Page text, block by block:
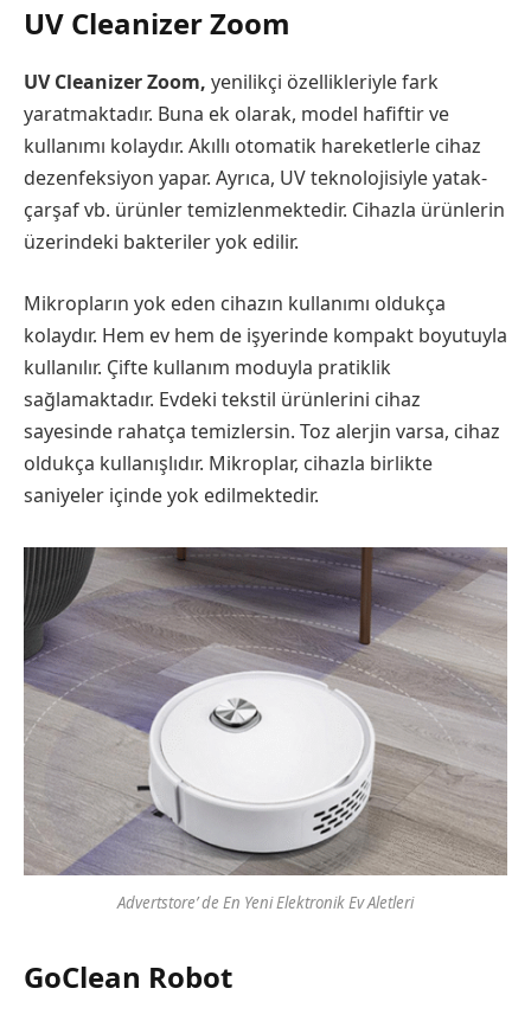
UV Cleanizer Zoom
UV Cleanizer Zoom, yenilikçi özellikleriyle fark
yaratmaktadır. Buna ek olarak, model hafiftir ve
kullanımı kolaydır. Akıllı otomatik hareketlerle cihaz
dezenfeksiyon yapar. Ayrıca, UV teknolojisiyle yatak-
çarşaf vb. ürünler temizlenmektedir. Cihazla ürünlerin
üzerindeki bakteriler yok edilir.
Mikropların yok eden cihazın kullanımı oldukça
kolaydır. Hem ev hem de işyerinde kompakt boyutuyla
kullanılır. Çifte kullanım moduyla pratiklik
sağlamaktadır. Evdeki tekstil ürünlerini cihaz
sayesinde rahatça temizlersin. Toz alerjin varsa, cihaz
oldukça kullanışlıdır. Mikroplar, cihazla birlikte
saniyeler içinde yok edilmektedir.
Advertstore’ de En Yeni Elektronik Ev Aletleri
GoClean Robot